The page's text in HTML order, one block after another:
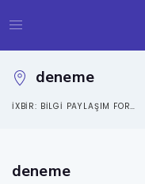
deneme
IXBIR: BILGI PAYLAŞIM FORUMU
deneme